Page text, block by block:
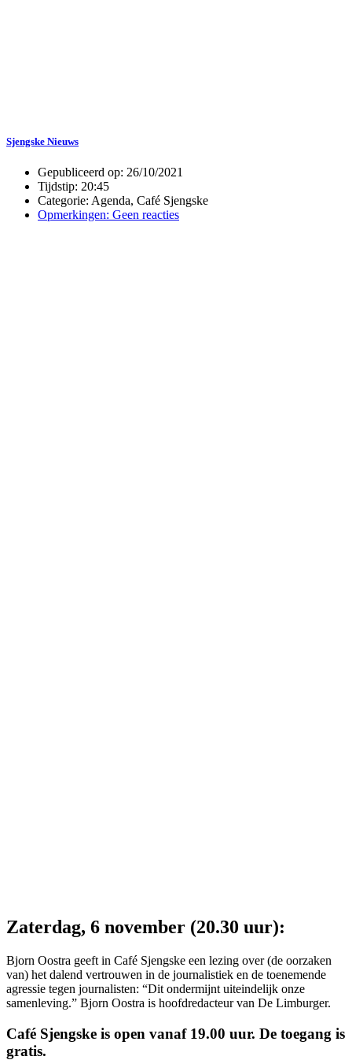
Sjengske Nieuws
Gepubliceerd op: 26/10/2021
Tijdstip: 20:45
Categorie: Agenda, Café Sjengske
Opmerkingen: Geen reacties
Zaterdag, 6 november (20.30 uur):
Bjorn Oostra geeft in Café Sjengske een lezing over (de oorzaken
van) het dalend vertrouwen in de journalistiek en de toenemende
agressie tegen journalisten: “Dit ondermijnt uiteindelijk onze
samenleving.” Bjorn Oostra is hoofdredacteur van De Limburger.
Café Sjengske is open vanaf 19.00 uur. De toegang is
gratis.